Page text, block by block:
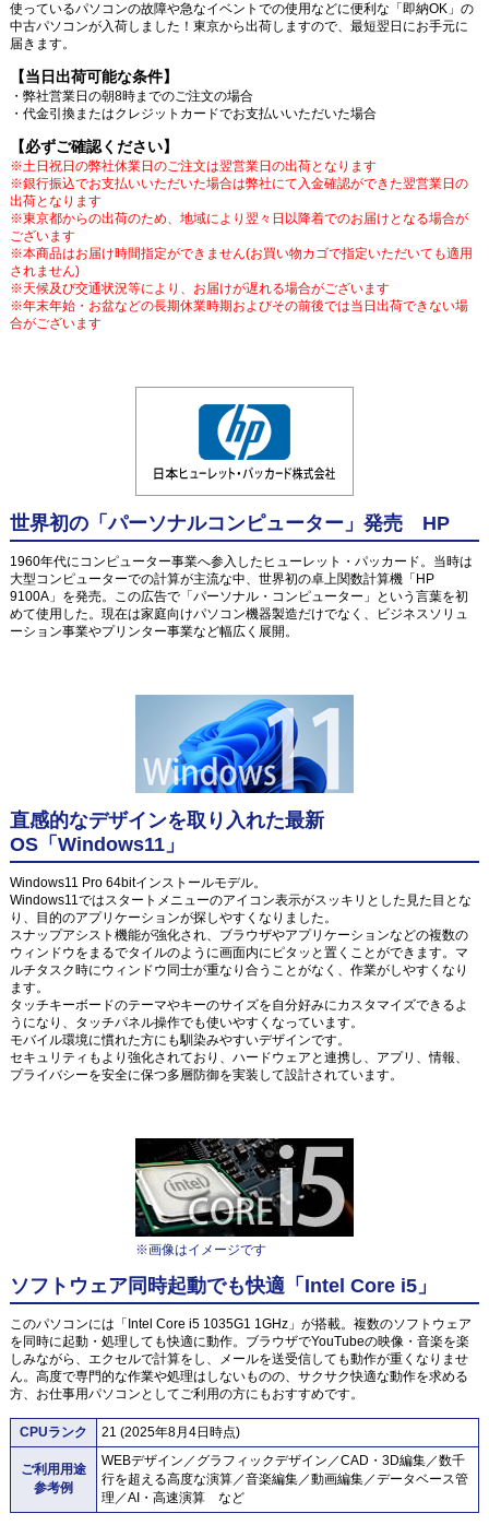
使っているパソコンの故障や急なイベントでの使用などに便利な「即納OK」の
中古パソコンが入荷しました！東京から出荷しますので、最短翌日にお手元に
届きます。
【当日出荷可能な条件】
・弊社営業日の朝8時までのご注文の場合
・代金引換またはクレジットカードでお支払いいただいた場合
【必ずご確認ください】
※土日祝日の弊社休業日のご注文は翌営業日の出荷となります
※銀行振込でお支払いいただいた場合は弊社にて入金確認ができた翌営業日の
出荷となります
※東京都からの出荷のため、地域により翌々日以降着でのお届けとなる場合が
ございます
※本商品はお届け時間指定ができません(お買い物カゴで指定いただいても適用
されません)
※天候及び交通状況等により、お届けが遅れる場合がございます
※年末年始・お盆などの長期休業時期およびその前後では当日出荷できない場
合がございます
世界初の「パーソナルコンピューター」発売 HP
1960年代にコンピューター事業へ参入したヒューレット・パッカード。当時は
大型コンピューターでの計算が主流な中、世界初の卓上関数計算機「HP
9100A」を発売。この広告で「パーソナル・コンピューター」という言葉を初
めて使用した。現在は家庭向けパソコン機器製造だけでなく、ビジネスソリュ
ーション事業やプリンター事業など幅広く展開。
直感的なデザインを取り入れた最新
OS「Windows11」
Windows11 Pro 64bitインストールモデル。
Windows11ではスタートメニューのアイコン表示がスッキリとした見た目とな
り、目的のアプリケーションが探しやすくなりました。
スナップアシスト機能が強化され、ブラウザやアプリケーションなどの複数の
ウィンドウをまるでタイルのように画面内にピタッと置くことができます。マ
ルチタスク時にウィンドウ同士が重なり合うことがなく、作業がしやすくなり
ます。
タッチキーボードのテーマやキーのサイズを自分好みにカスタマイズできるよ
うになり、タッチパネル操作でも使いやすくなっています。
モバイル環境に慣れた方にも馴染みやすいデザインです。
セキュリティもより強化されており、ハードウェアと連携し、アプリ、情報、
プライバシーを安全に保つ多層防御を実装して設計されています。
※画像はイメージです
ソフトウェア同時起動でも快適「Intel Core i5」
このパソコンには「Intel Core i5 1035G1 1GHz」が搭載。複数のソフトウェア
を同時に起動・処理しても快適に動作。ブラウザでYouTubeの映像・音楽を楽
しみながら、エクセルで計算をし、メールを送受信しても動作が重くなりませ
ん。高度で専門的な作業や処理はしないものの、サクサク快適な動作を求める
方、お仕事用パソコンとしてご利用の方にもおすすめです。
CPUランク 21 (2025年8月4日時点)
ご利用用途
参考例
WEBデザイン／グラフィックデザイン／CAD・3D編集／数千
行を超える高度な演算／音楽編集／動画編集／データベース管
理／AI・高速演算 など